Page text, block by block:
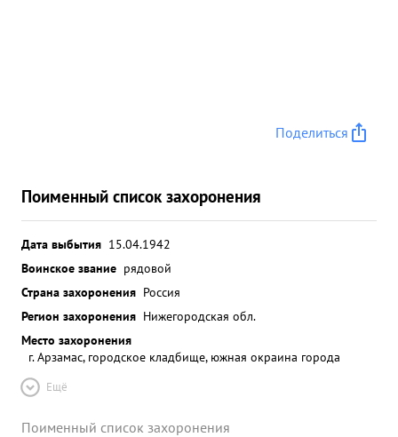
Поделиться
Поименный список захоронения
Дата выбытия 15.04.1942
Воинское звание рядовой
Страна захоронения Россия
Регион захоронения Нижегородская обл.
Место захоронения
г. Арзамас, городское кладбище, южная окраина города
Ещё
Поименный список захоронения